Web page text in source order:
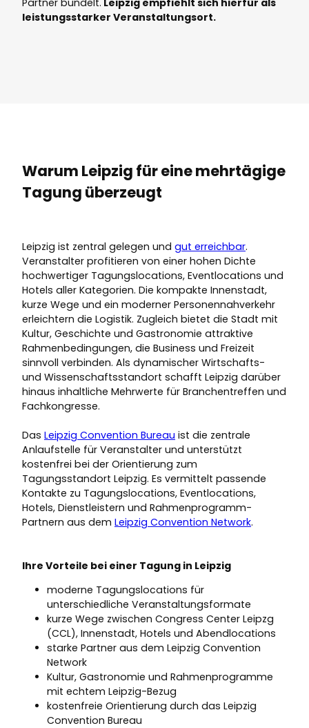
Partner bündelt. Leipzig empfiehlt sich hierfür als
leistungsstarker Veranstaltungsort.
Warum Leipzig für eine mehrtägige
Tagung überzeugt
Leipzig ist zentral gelegen und gut erreichbar.
Veranstalter profitieren von einer hohen Dichte
hochwertiger Tagungslocations, Eventlocations und
Hotels aller Kategorien. Die kompakte Innenstadt,
kurze Wege und ein moderner Personennahverkehr
erleichtern die Logistik. Zugleich bietet die Stadt mit
Kultur, Geschichte und Gastronomie attraktive
Rahmenbedingungen, die Business und Freizeit
sinnvoll verbinden. Als dynamischer Wirtschafts-
und Wissenschaftsstandort schafft Leipzig darüber
hinaus inhaltliche Mehrwerte für Branchentreffen und
Fachkongresse.
Das Leipzig Convention Bureau ist die zentrale
Anlaufstelle für Veranstalter und unterstützt
kostenfrei bei der Orientierung zum
Tagungsstandort Leipzig. Es vermittelt passende
Kontakte zu Tagungslocations, Eventlocations,
Hotels, Dienstleistern und Rahmenprogramm-
Partnern aus dem Leipzig Convention Network.
Ihre Vorteile bei einer Tagung in Leipzig
moderne Tagungslocations für
unterschiedliche Veranstaltungsformate
kurze Wege zwischen Congress Center Leipzg
(CCL), Innenstadt, Hotels und Abendlocations
starke Partner aus dem Leipzig Convention
Network
Kultur, Gastronomie und Rahmenprogramme
mit echtem Leipzig-Bezug
kostenfreie Orientierung durch das Leipzig
Convention Bureau